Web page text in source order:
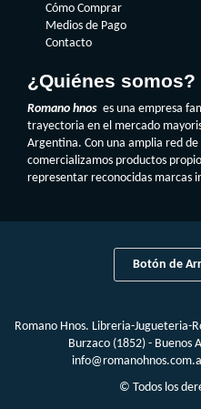
Cómo Comprar
Medios de Pago
Contacto
¿Quiénes somos?
Romano hnos es una empresa
trayectoria en el mercado
Argentina. Con una amplia red
comercializamos productos
representar reconocidas marcas
Botón de
Romano Hnos. Libreria-Jugueteria-
Burzaco (1852) - Buenos
© Todos los